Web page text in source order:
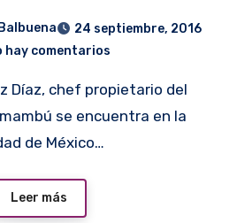
24 septiembre, 2016
hay comentarios
se encuentra en la
de México…
Leer más